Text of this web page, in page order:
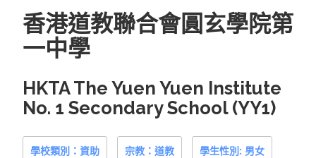
香港道教聯合會圓玄學院第
一中學
HKTA The Yuen Yuen Institute
No. 1 Secondary School (YY1)
學校類別：資助 宗教：道教 學生性別: 男女